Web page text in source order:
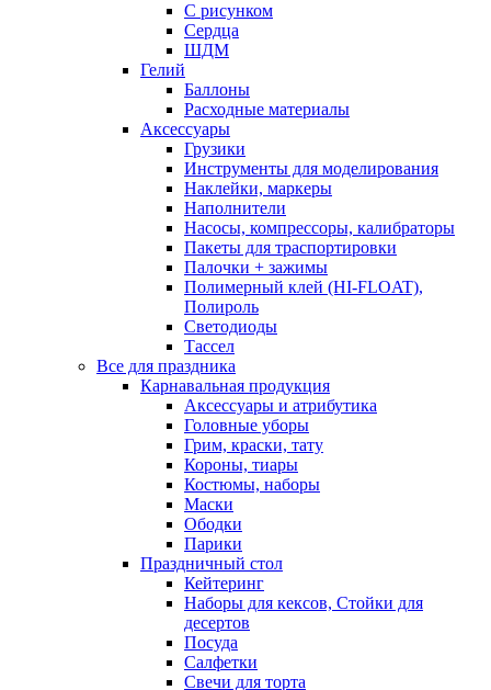
С рисунком
Сердца
ШДМ
Гелий
Баллоны
Расходные материалы
Аксессуары
Грузики
Инструменты для моделирования
Наклейки, маркеры
Наполнители
Насосы, компрессоры, калибраторы
Пакеты для траспортировки
Палочки + зажимы
Полимерный клей (HI-FLOAT),
Полироль
Светодиоды
Тассел
Все для праздника
Карнавальная продукция
Аксессуары и атрибутика
Головные уборы
Грим, краски, тату
Короны, тиары
Костюмы, наборы
Маски
Ободки
Парики
Праздничный стол
Кейтеринг
Наборы для кексов, Стойки для
десертов
Посуда
Салфетки
Свечи для торта